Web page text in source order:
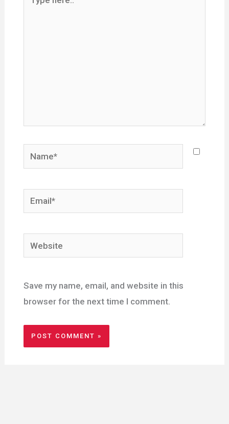
Name*
Email*
Website
Save my name, email, and website in this
browser for the next time I comment.